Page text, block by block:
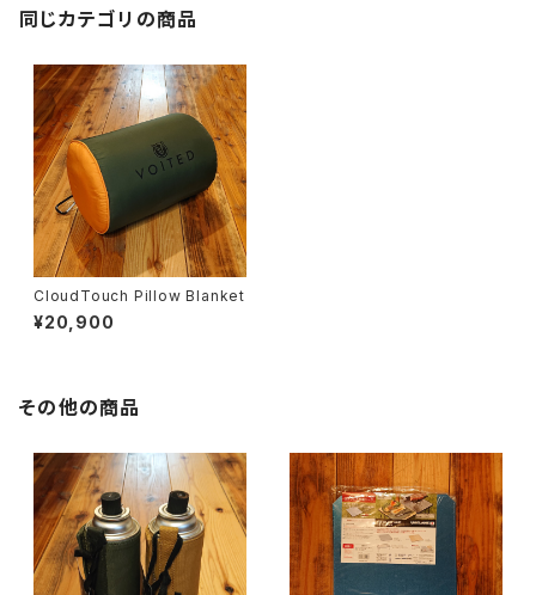
同じカテゴリの商品
CloudTouch Pillow Blanket
¥20,900
その他の商品